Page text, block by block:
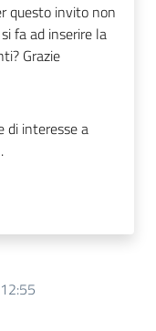
questo invito non
fa ad inserire la
Grazie
di interesse a